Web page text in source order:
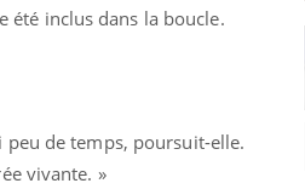
été inclus dans la boucle.
peu de temps, poursuit-elle.
vivante. »